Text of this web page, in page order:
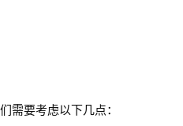
需要考虑以下几点：